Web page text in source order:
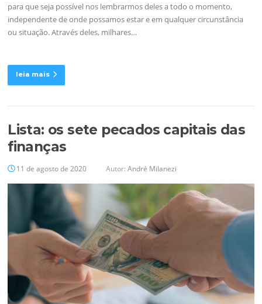
para que seja possível nos lembrarmos deles a todo o momento,
independente de onde possamos estar e em qualquer circunstância
ou situação. Através deles, milhares…
leia mais
Lista: os sete pecados capitais das
finanças
11 de agosto de 2020 Autor:André Milanezi